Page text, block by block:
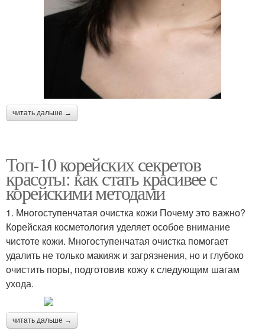
читать дальше →
Топ-10 корейских секретов
красоты: как стать красивее с
корейскими методами
1. Многоступенчатая очистка кожи Почему это важно?
Корейская косметология уделяет особое внимание
чистоте кожи. Многоступенчатая очистка помогает
удалить не только макияж и загрязнения, но и глубоко
очистить поры, подготовив кожу к следующим шагам
ухода.
читать дальше →